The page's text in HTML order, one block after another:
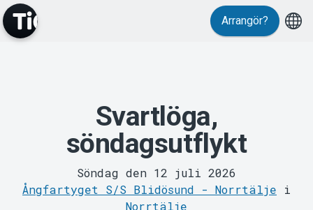
MyTickster
Arrangör?
Svartlöga,
söndagsutflykt
Söndag den 12 juli 2026
Ångfartyget S/S Blidösund - Norrtälje i
Norrtälje